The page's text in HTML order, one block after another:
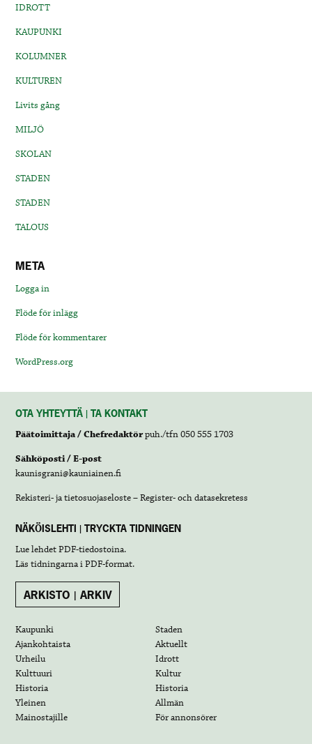
IDROTT
KAUPUNKI
KOLUMNER
KULTUREN
Livits gång
MILJÖ
SKOLAN
STADEN
STADEN
TALOUS
META
Logga in
Flöde för inlägg
Flöde för kommentarer
WordPress.org
OTA YHTEYTTÄ | TA KONTAKT
Päätoimittaja / Chefredaktörpuh./tfn 050 555 1703
Sähköposti / E-post
kaunisgrani@kauniainen.fi
Rekisteri- ja tietosuojaseloste – Register- och datasekretess
NÄKÖISLEHTI | TRYCKTA TIDNINGEN
Lue lehdetPDF-tiedostoina.
Läs tidningarna iPDF-format.
ARKISTO | ARKIV
Kaupunki
Staden
Ajankohtaista
Aktuellt
Urheilu
Idrott
Kulttuuri
Kultur
Historia
Historia
Yleinen
Allmän
Mainostajille
För annonsörer